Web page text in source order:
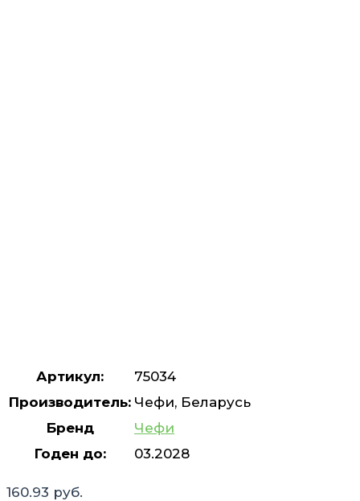
Артикул:
75034
Производитель: Чeфи, Беларусь
Бренд
Чефи
Годен до:
03.2028
160.93 руб.